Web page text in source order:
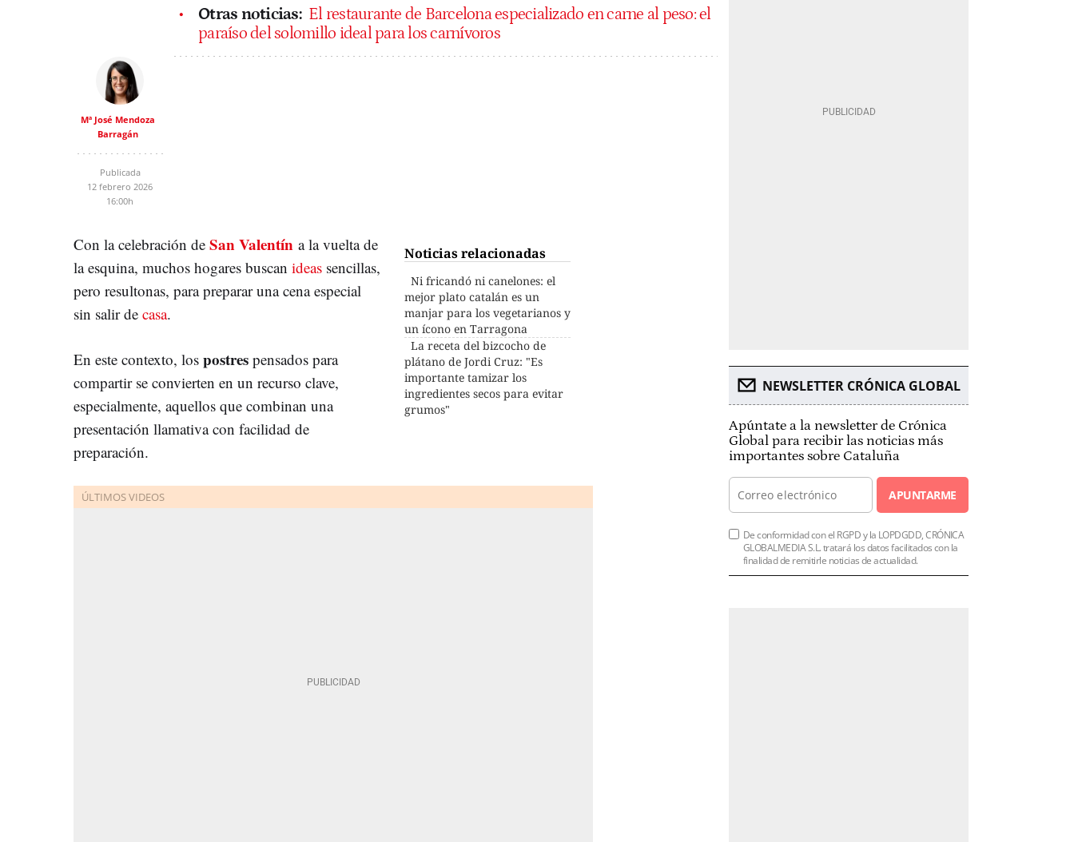
Otras noticias: El restaurante de Barcelona especializado en carne al peso: el
paraíso del solomillo ideal para los carnívoros
Mª José Mendoza
Barragán
Publicada
12 febrero 2026
16:00h
Noticias relacionadas
Ni fricandó ni canelones: el
mejor plato catalán es un
manjar para los vegetarianos y
un ícono en Tarragona
La receta del bizcocho de
plátano de Jordi Cruz: "Es
importante tamizar los
ingredientes secos para evitar
grumos"
Con la celebración de San Valentín a la vuelta de
la esquina, muchos hogares buscan ideas sencillas,
pero resultonas, para preparar una cena especial
sin salir de casa.
En este contexto, los postres pensados para
compartir se convierten en un recurso clave,
especialmente, aquellos que combinan una
presentación llamativa con facilidad de
preparación.
NEWSLETTER CRÓNICA GLOBAL
Apúntate a la newsletter de Crónica
Global para recibir las noticias más
importantes sobre Cataluña
APUNTARME
De conformidad con el RGPD y la LOPDGDD, CRÓNICA
GLOBALMEDIA S.L. tratará los datos facilitados con la
finalidad de remitirle noticias de actualidad.